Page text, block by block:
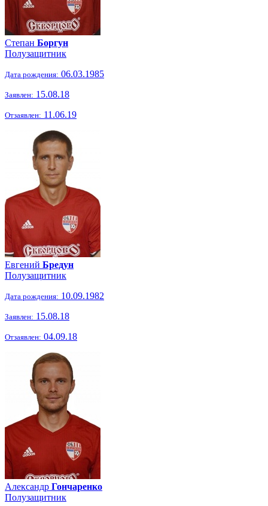
Степан Боргун
Полузащитник
Дата рождения: 06.03.1985
Заявлен: 15.08.18
Отзаявлен: 11.06.19
Евгений Бредун
Полузащитник
Дата рождения: 10.09.1982
Заявлен: 15.08.18
Отзаявлен: 04.09.18
Александр Гончаренко
Полузащитник